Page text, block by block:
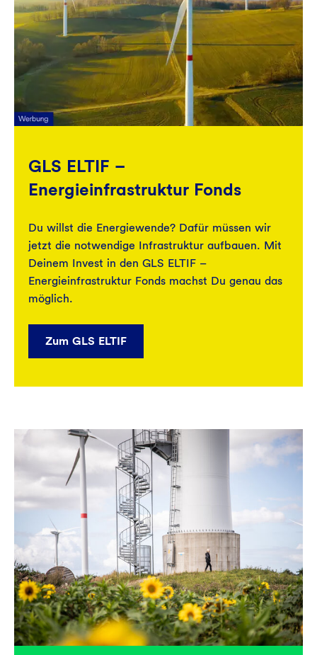
GLS ELTIF –
Energieinfrastruktur Fonds
Du willst die Energiewende? Dafür müssen wir
jetzt die notwendige Infrastruktur aufbauen. Mit
Deinem Invest in den GLS ELTIF –
Energieinfrastruktur Fonds machst Du genau das
möglich.
Zum GLS ELTIF